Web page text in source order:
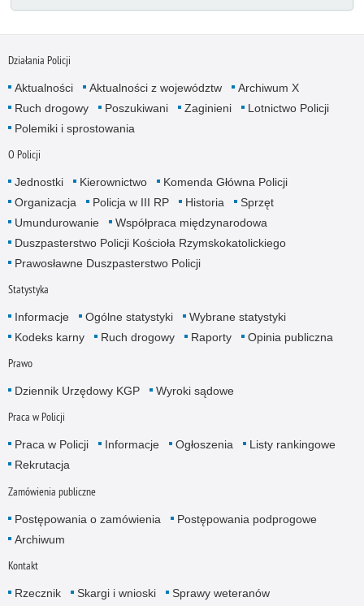
Działania Policji
Aktualności Aktualności z województw
Archiwum X
Ruch drogowy
Poszukiwani Zaginieni
Lotnictwo Policji
Polemiki i sprostowania
O Policji
Jednostki Kierownictwo
Komenda Główna Policji
Organizacja
Policja w III RP Historia
Sprzęt
Umundurowanie
Współpraca międzynarodowa
Duszpasterstwo Policji Kościoła Rzymskokatolickiego
Prawosławne Duszpasterstwo Policji
Statystyka
Informacje Ogólne statystyki
Wybrane statystyki
Kodeks karny
Ruch drogowy Raporty Opinia publiczna
Prawo
Dziennik Urzędowy KGP Wyroki sądowe
Praca w Policji
Praca w Policji Informacje Ogłoszenia
Listy rankingowe
Rekrutacja
Zamówienia publiczne
Postępowania o zamówienia
Postępowania podprogowe
Archiwum
Kontakt
Rzecznik Skargi i wnioski Sprawy weteranów